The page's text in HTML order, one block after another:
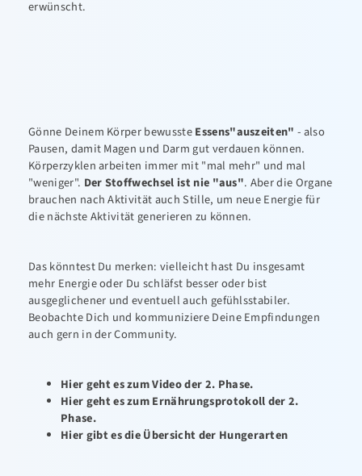
erwünscht.
Gönne Deinem Körper bewussteEssens"auszeiten"- also
Pausen, damit Magen und Darm gut verdauen können.
Körperzyklen arbeiten immer mit "mal mehr" und mal
"weniger". Der Stoffwechsel ist nie "aus". Aber die Organe
brauchen nach Aktivität auch Stille, um neue Energie für
die nächste Aktivität generieren zu können.
Das könntest Du merken: vielleicht hast Du insgesamt
mehr Energie oder Du schläfst besser oder bist
ausgeglichener und eventuell auch gefühlsstabiler.
Beobachte Dich und kommuniziere Deine Empfindungen
auch gern in der Community.
Hier geht es zum Video der 2. Phase.
Hier geht es zum Ernährungsprotokoll der 2.
Phase.
Hier gibt es die Übersicht der Hungerarten